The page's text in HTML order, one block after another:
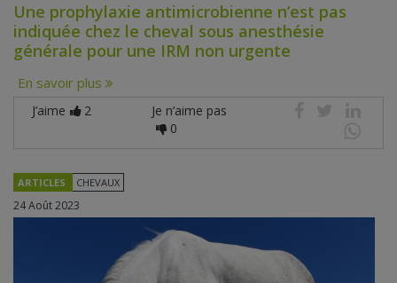
Une prophylaxie antimicrobienne n’est pas
indiquée chez le cheval sous anesthésie
générale pour une IRM non urgente
En savoir plus
J’aime 2
Je n’aime pas
0
ARTICLES CHEVAUX
24 Août 2023